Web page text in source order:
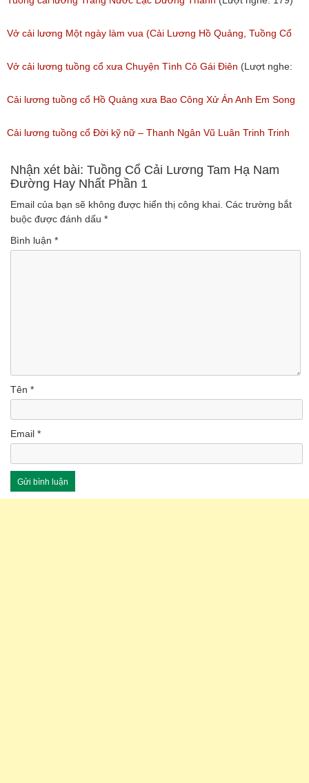
Vở cải lương Một ngày làm vua (Cải Lương Hồ Quảng, Tuồng Cổ
Xưa)
(Lượt nghe: 216)
Vở cải lương tuồng cổ xưa Chuyện Tình Cô Gái Điên (Lượt nghe:
146)
Cải lương tuồng cổ Hồ Quảng xưa Bao Công Xử Án Anh Em Song
Sinh
(Lượt nghe: 229)
Cải lương tuồng cổ Đời kỹ nữ – Thanh Ngân Vũ Luân Trinh Trinh
Cải Lương Hồ Quảng
(Lượt nghe: 157)
Nhận xét bài: Tuồng Cổ Cải Lương Tam Hạ Nam
Đường Hay Nhất Phần 1
Email của bạn sẽ không được hiển thị công khai. Các trường bắt
buộc được đánh dấu *
Bình luận *
Tên *
Email *